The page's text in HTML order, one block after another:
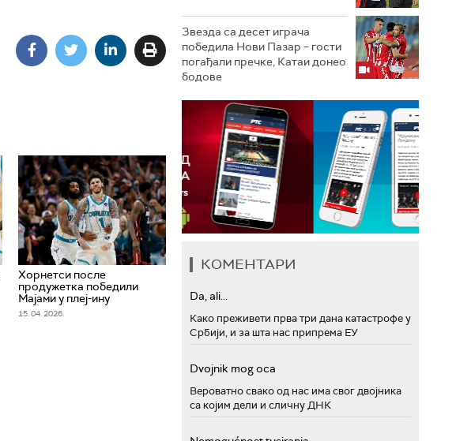
Хорнетси после
продужетка победили
Мајами у плеј-ину
15. 04. 2026.
Звезда са десет играча
победила Нови Пазар – гости
погађали пречке, Катаи донео
бодове
КОМЕНТАРИ
Da, ali...
Како преживети прва три дана катастрофе у
Србији, и за шта нас припрема ЕУ
Dvojnik mog oca
Вероватно свако од нас има свог двојника
са којим дели и сличну ДНК